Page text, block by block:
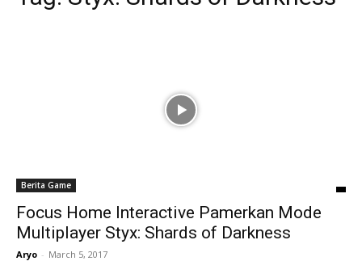
Berita Game
Focus Home Interactive Pamerkan Mode
Multiplayer Styx: Shards of Darkness
Aryo - March 5, 2017